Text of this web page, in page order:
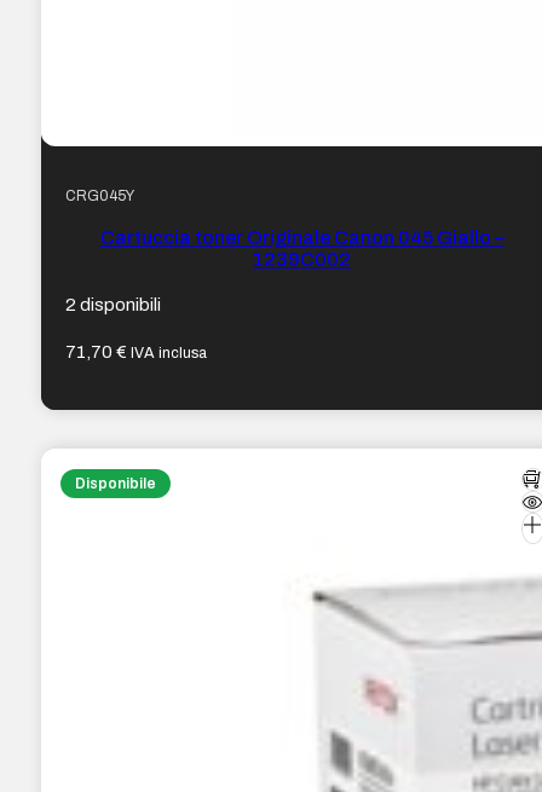
CRG045Y
Cartuccia toner Originale Canon 045 Giallo –
1239C002
2 disponibili
71,70€ IVA inclusa
Disponibile